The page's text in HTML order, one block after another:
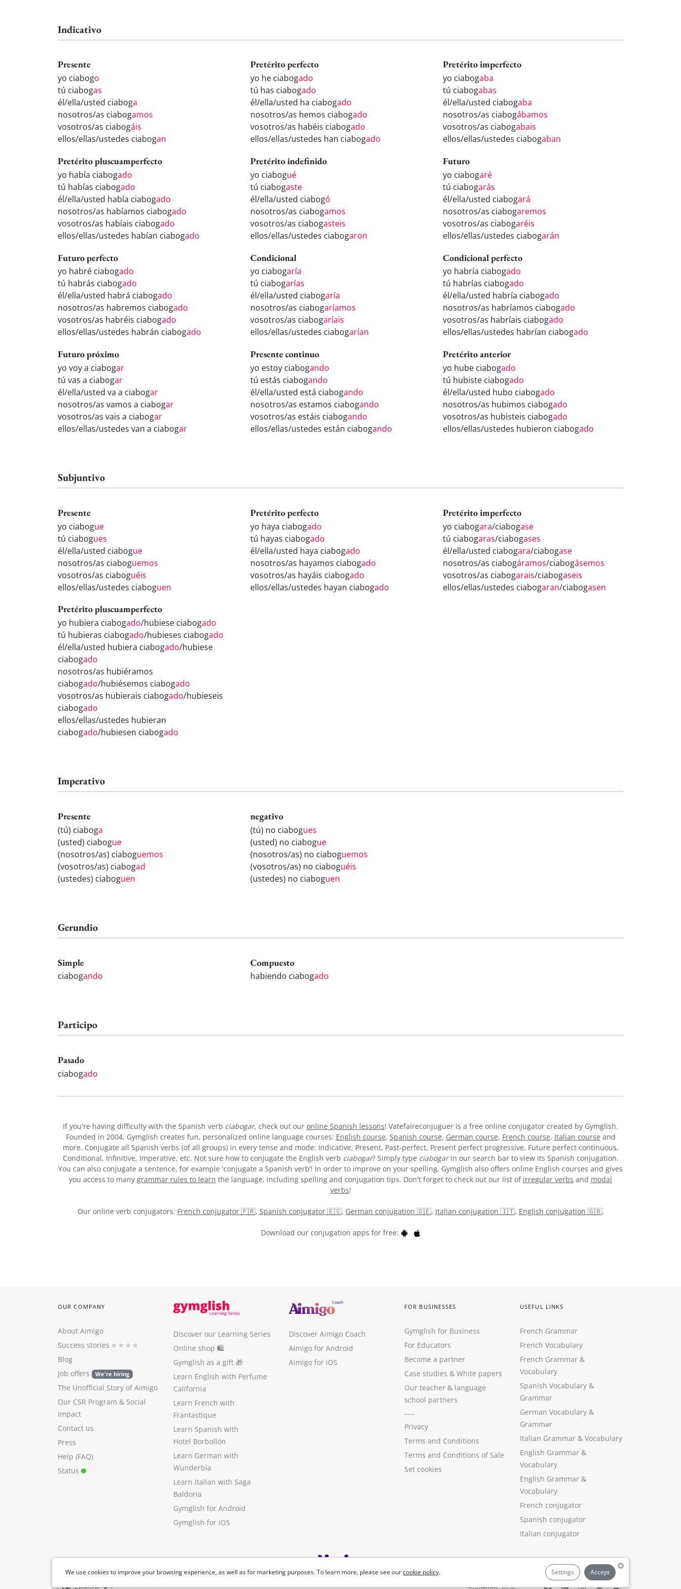
Indicativo
Presente
yo ciabogo
tú ciabogas
él/ella/usted ciaboga
nosotros/as ciabogamos
vosotros/as ciabogáis
ellos/ellas/ustedes ciabogan
Pretérito perfecto
yo he ciabogado
tú has ciabogado
él/ella/usted ha ciabogado
nosotros/as hemos ciabogado
vosotros/as habéis ciabogado
ellos/ellas/ustedes han ciabogado
Pretérito imperfecto
yo ciabogaba
tú ciabogabas
él/ella/usted ciabogaba
nosotros/as ciabogábamos
vosotros/as ciabogabais
ellos/ellas/ustedes ciabogaban
Pretérito pluscuamperfecto
yo había ciabogado
tú habías ciabogado
él/ella/usted había ciabogado
nosotros/as habíamos ciabogado
vosotros/as habíais ciabogado
ellos/ellas/ustedes habían ciabogado
Pretérito indefinido
yo ciabogué
tú ciabogaste
él/ella/usted ciabogó
nosotros/as ciabogamos
vosotros/as ciabogasteis
ellos/ellas/ustedes ciabogaron
Futuro
yo ciabogaré
tú ciabogarás
él/ella/usted ciabogará
nosotros/as ciabogaremos
vosotros/as ciabogaréis
ellos/ellas/ustedes ciabogarán
Futuro perfecto
yo habré ciabogado
tú habrás ciabogado
él/ella/usted habrá ciabogado
nosotros/as habremos ciabogado
vosotros/as habréis ciabogado
ellos/ellas/ustedes habrán ciabogado
Condicional
yo ciabogaría
tú ciabogarías
él/ella/usted ciabogaría
nosotros/as ciabogaríamos
vosotros/as ciabogaríais
ellos/ellas/ustedes ciabogarían
Condicional perfecto
yo habría ciabogado
tú habrías ciabogado
él/ella/usted habría ciabogado
nosotros/as habríamos ciabogado
vosotros/as habríais ciabogado
ellos/ellas/ustedes habrían ciabogado
Futuro próximo
yo voy a ciabogar
tú vas a ciabogar
él/ella/usted va a ciabogar
nosotros/as vamos a ciabogar
vosotros/as vais a ciabogar
ellos/ellas/ustedes van a ciabogar
Presente continuo
yo estoy ciabogando
tú estás ciabogando
él/ella/usted está ciabogando
nosotros/as estamos ciabogando
vosotros/as estáis ciabogando
ellos/ellas/ustedes están ciabogando
Pretérito anterior
yo hube ciabogado
tú hubiste ciabogado
él/ella/usted hubo ciabogado
nosotros/as hubimos ciabogado
vosotros/as hubisteis ciabogado
ellos/ellas/ustedes hubieron ciabogado
Subjuntivo
Presente
yo ciabogue
tú ciabogues
él/ella/usted ciabogue
nosotros/as ciaboguemos
vosotros/as ciaboguéis
ellos/ellas/ustedes ciaboguen
Pretérito perfecto
yo haya ciabogado
tú hayas ciabogado
él/ella/usted haya ciabogado
nosotros/as hayamos ciabogado
vosotros/as hayáis ciabogado
ellos/ellas/ustedes hayan ciabogado
Pretérito imperfecto
yo ciabogara/ciabogase
tú ciabogaras/ciabogases
él/ella/usted ciabogara/ciabogase
nosotros/as ciabogáramos/ciabogásemos
vosotros/as ciabogarais/ciabogaseis
ellos/ellas/ustedes ciabogaran/ciabogasen
Pretérito pluscuamperfecto
yo hubiera ciabogado/hubiese ciabogado
tú hubieras ciabogado/hubieses ciabogado
él/ella/usted hubiera ciabogado/hubiese
ciabogado
nosotros/as hubiéramos
ciabogado/hubiésemos ciabogado
vosotros/as hubierais ciabogado/hubieseis
ciabogado
ellos/ellas/ustedes hubieran
ciabogado/hubiesen ciabogado
Imperativo
Presente
(tú) ciaboga
(usted) ciabogue
(nosotros/as) ciaboguemos
(vosotros/as) ciabogad
(ustedes) ciaboguen
negativo
(tú) no ciabogues
(usted) no ciabogue
(nosotros/as) no ciaboguemos
(vosotros/as) no ciaboguéis
(ustedes) no ciaboguen
Gerundio
Simple
ciabogando
Compuesto
habiendo ciabogado
Participo
Pasado
ciabogado
If you're having difficulty with the Spanish verb ciabogar, check out our online Spanish lessons! Vatefaireconjuguer is a free online conjugator created by Gymglish.
Founded in 2004, Gymglish creates fun, personalized online language courses: English course, Spanish course, German course, French course, Italian course and
more. Conjugate all Spanish verbs (of all groups) in every tense and mode: Indicative, Present, Past-perfect, Present perfect progressive, Future perfect continuous,
Conditional, Infinitive, Imperative, etc. Not sure how to conjugate the English verb ciabogar? Simply type ciabogarin our search bar to view its Spanish conjugation.
You can also conjugate a sentence, for example 'conjugate a Spanish verb’! In order to improve on your spelling, Gymglish also offers online English courses and gives
you access to many grammar rules to learn the language, including spelling and conjugation tips. Don't forget to check out our list of irregular verbs and modal
verbs!
Our online verb conjugators: French conjugator 🇫🇷, Spanish conjugator 🇪🇸, German conjugation 🇩🇪, Italian conjugation 🇮🇹, English conjugation 🇬🇧.
Download our conjugation apps for free:
We use cookies to improve your browsing experience, as well as for marketing purposes. To learn more, please see ourcookie policy. Settings Accept
OUR COMPANY
About Aimigo
Success stories ⭐️ ⭐️ ⭐️ ⭐️
Blog
Job offers
We're hiring
The Unofficial Story of Aimigo
Our CSR Program & Social
Impact
Contact us
Press
Help (FAQ)
Status
Discover our Learning Series
Online shop 🛍
Gymglish as a gift 🎁
Learn English with Perfume
California
Learn French with
Frantastique
Learn Spanish with
Hotel Borbollón
Learn German with
Wunderbla
Learn Italian with Saga
Baldoria
Gymglish for Android
Gymglish for iOS
Discover Aimigo Coach
Aimigo for Android
Aimigo for iOS
FOR BUSINESSES
Gymglish for Business
For Educators
Become a partner
Case studies & White papers
Our teacher & language
school partners
----
Privacy
Terms and Conditions
Terms and Conditions of Sale
Set cookies
USEFUL LINKS
French Grammar
French Vocabulary
French Grammar &
Vocabulary
Spanish Vocabulary &
Grammar
German Vocabulary &
Grammar
Italian Grammar & Vocabulary
English Grammar &
Vocabulary
English Grammar &
Vocabulary
French conjugator
Spanish conjugator
Italian conjugator